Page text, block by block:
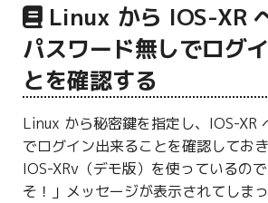
Linux から IOS-XR
パスワード無しでログ
とを確認する
Linux から秘密鍵を指定し、IOS-XR
でログイン出来ることを確認してお
IOS-XRv（デモ版）を使っているの
そ！」メッセージが表示されてしま